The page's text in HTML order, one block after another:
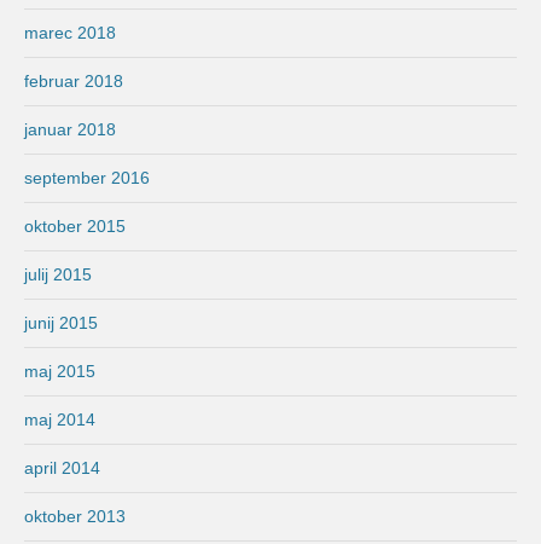
marec 2018
februar 2018
januar 2018
september 2016
oktober 2015
julij 2015
junij 2015
maj 2015
maj 2014
april 2014
oktober 2013